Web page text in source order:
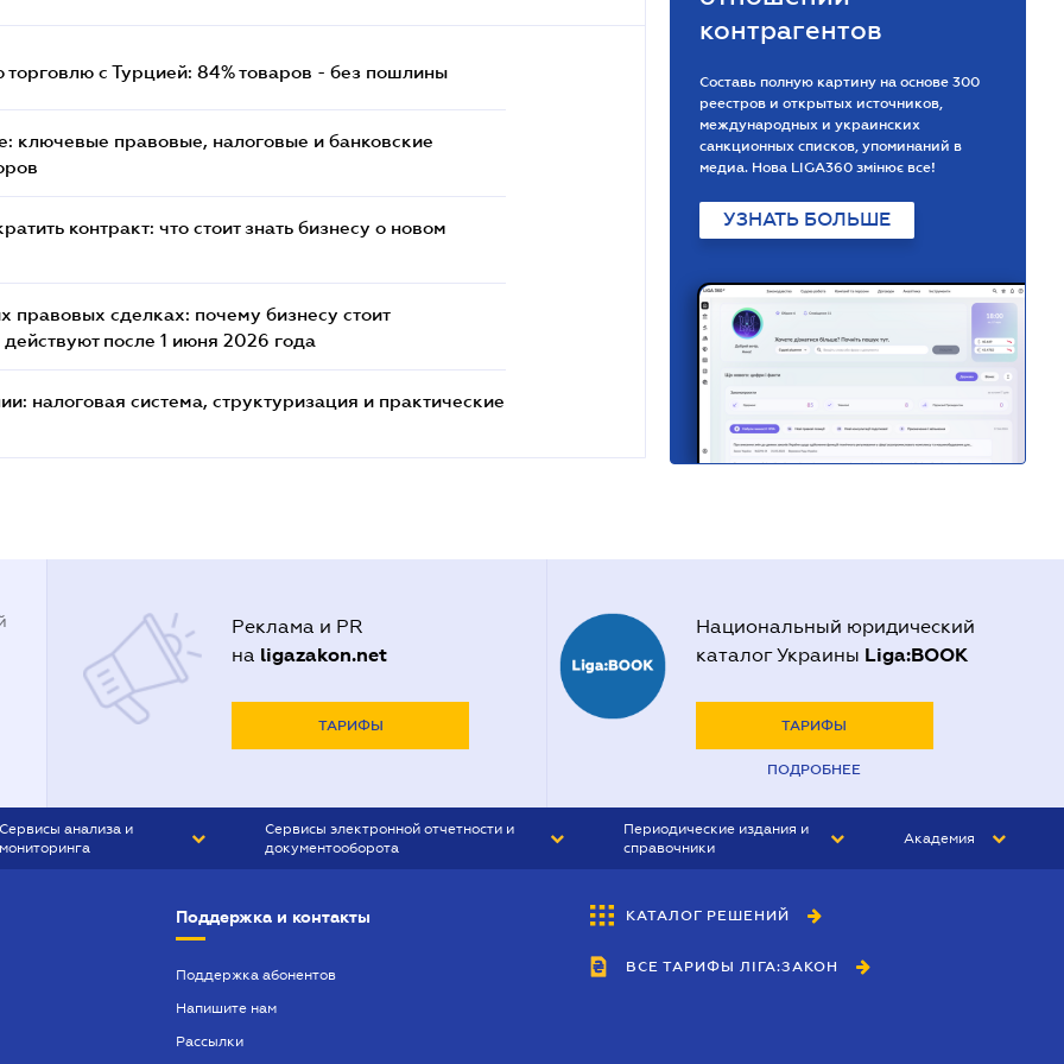
с Турцией: 84% товаров - без пошлины
ключевые правовые, налоговые и банковские
контракт: что стоит знать бизнесу о новом
сделках: почему бизнесу стоит
после 1 июня 2026 года
налоговая система, структуризация и практические
контрагентов
Составь полную картину на основе 300
реестров и открытых источников,
международных и украинских
санкционных списков, упоминаний в
медиа. Нова LIGA360 змінює все!
УЗНАТЬ БОЛЬШЕ
Реклама и PR
на ligazakon.net
ТАРИФЫ
Национальный юридический
каталог Украины Liga:BOOK
ТАРИФЫ
ПОДРОБНЕЕ
Сервисы анализа и
мониторинга
Сервисы электронной отчетности и
документооборота
Периодические издания и
справочники
БУХГАЛТЕР&ЗАКОН
ВЕСТНИК МСФО
Академия
Поддержка и контакты
Поддержка абонентов
Напишите нам
Рассылки
КАТАЛОГ РЕШЕНИЙ
ВСЕ ТАРИФЫ ЛІГА:ЗАКОН